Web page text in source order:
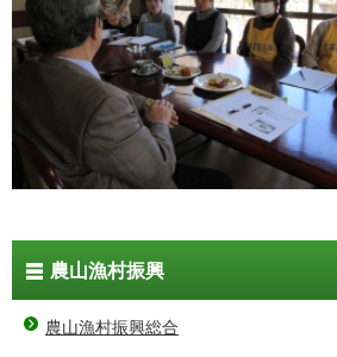
農山漁村振興
農山漁村振興総合